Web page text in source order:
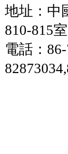
地址：中
810-815
電話：